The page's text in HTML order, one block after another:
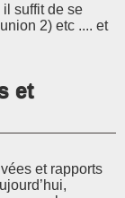
suffit de se
2) etc .... et
et
et rapports